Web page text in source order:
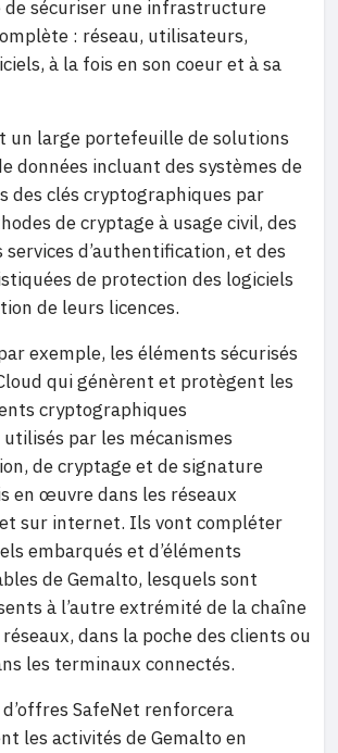
de sécuriser une infrastructure
: réseau, utilisateurs,
à la fois en son coeur et à sa
un large portefeuille de solutions
données incluant des systèmes de
des clés cryptographiques par
de cryptage à usage civil, des
services d’authentification, et des
de protection des logiciels
de leurs licences.
exemple, les éléments sécurisés
qui génèrent et protègent les
cryptographiques
par les mécanismes
de cryptage et de signature
en œuvre dans les réseaux
sur internet. Ils vont compléter
embarqués et d’éléments
de Gemalto, lesquels sont
à l’autre extrémité de la chaîne
dans la poche des clients ou
les terminaux connectés.
SafeNet renforcera
les activités de Gemalto en